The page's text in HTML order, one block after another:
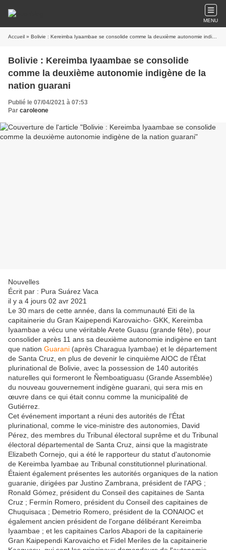
MENU
Accueil » Bolivie : Kereimba Iyaambae se consolide comme la deuxième autonomie indigène de la nation guarani
Bolivie : Kereimba Iyaambae se consolide
comme la deuxième autonomie indigène de la
nation guarani
Publié le 07/04/2021 à 07:53
Par caroleone
Nouvelles
Écrit par : Pura Suárez Vaca
il y a 4 jours 02 avr 2021
Le 30 mars de cette année, dans la communauté Eiti de la
capitainerie du Gran Kaipependi Karovaicho- GKK, Kereimba
Iyaambae a vécu une véritable Arete Guasu (grande fête), pour
consolider après 11 ans sa deuxième autonomie indigène en tant
que nation Guarani (après Charagua Iyambae) et le département
de Santa Cruz, en plus de devenir le cinquième AIOC de l'État
plurinational de Bolivie, avec la possession de 140 autorités
naturelles qui formeront le Ñemboatiguasu (Grande Assemblée)
du nouveau gouvernement indigène guarani, qui sera mis en
œuvre dans ce qui était connu comme la municipalité de
Gutiérrez.
Cet événement important a réuni des autorités de l'État
plurinational, comme le vice-ministre des autonomies, David
Pérez, des membres du Tribunal électoral suprême et du Tribunal
électoral départemental de Santa Cruz, ainsi que la magistrate
Elizabeth Cornejo, qui a été le rapporteur du statut d'autonomie
de Kereimba Iyambae au Tribunal constitutionnel plurinational.
Étaient également présentes les autorités organiques de la nation
guaranie, dirigées par Justino Zambrana, président de l'APG ;
Ronald Gómez, président du Conseil des capitaines de Santa
Cruz ; Fermín Romero, président du Conseil des capitaines de
Chuquisaca ; Demetrio Romero, président de la CONAIOC et
également ancien président de l'organe délibérant Kereimba
Iyaambae ; et les capitaines Carlos Abapori de la capitainerie
Gran Kaipependi Karovaicho et Fidel Meriles de la capitainerie